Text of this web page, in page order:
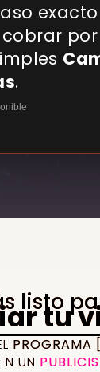
por
.
listo
tu
PROGRAMA
UN